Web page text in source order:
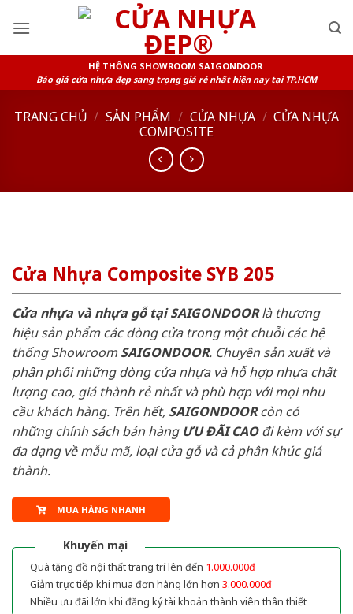
HỆ THỐNG SHOWROOM SAIGONDOOR
Báo giá cửa nhựa đẹp sang trọng giá rẻ nhất hiện nay tại TP.HCM
TRANG CHỦ / SẢN PHẨM / CỬA NHỰA / CỬA NHỰA
COMPOSITE
Cửa Nhựa Composite SYB 205
Cửa nhựa và nhựa gỗ tại SAIGONDOORlà thương
hiệu sản phẩm các dòng cửa trong một chuỗi các hệ
thống ShowroomSAIGONDOOR. Chuyên sản xuất và
phân phối những dòng cửa nhựa và hỗ hợp nhựa chất
lượng cao, giá thành rẻ nhất và phù hợp với mọi nhu
cầu khách hàng. Trên hết, SAIGONDOORcòn có
những chính sách bán hàng ƯU ĐÃI CAOđi kèm với sự
đa dạng về mẫu mã, loại cửa gỗ và cả phân khúc giá
thành.
MUA HÀNG NHANH
Khuyến mại
Quà tặng đồ nội thất trang trí lên đến 1.000.000đ
Giảm trực tiếp khi mua đơn hàng lớn hơn 3.000.000đ
Nhiều ưu đãi lớn khi đăng ký tài khoản thành viên thân thiết